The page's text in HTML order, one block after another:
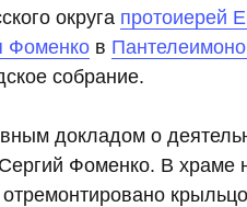
округа протоиерей
Фоменко в
собрание.
докладом о
Фоменко. В храме